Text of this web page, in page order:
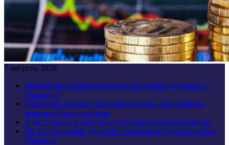
7 августа, 2026
Лантратова анонсировала новый обмен пленными с
Украиной
Патрушев отметил потенциал России для развития
морских беспилотников
В ВСУ начался хаос из-за успехов российской армии
ВС России вновь ударили по морским судам и портам
Украины